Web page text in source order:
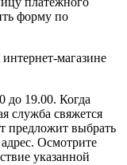
форму по
магазине
до 19.00. Когда
служба свяжется
предложит выбрать
Осмотрите
указанной